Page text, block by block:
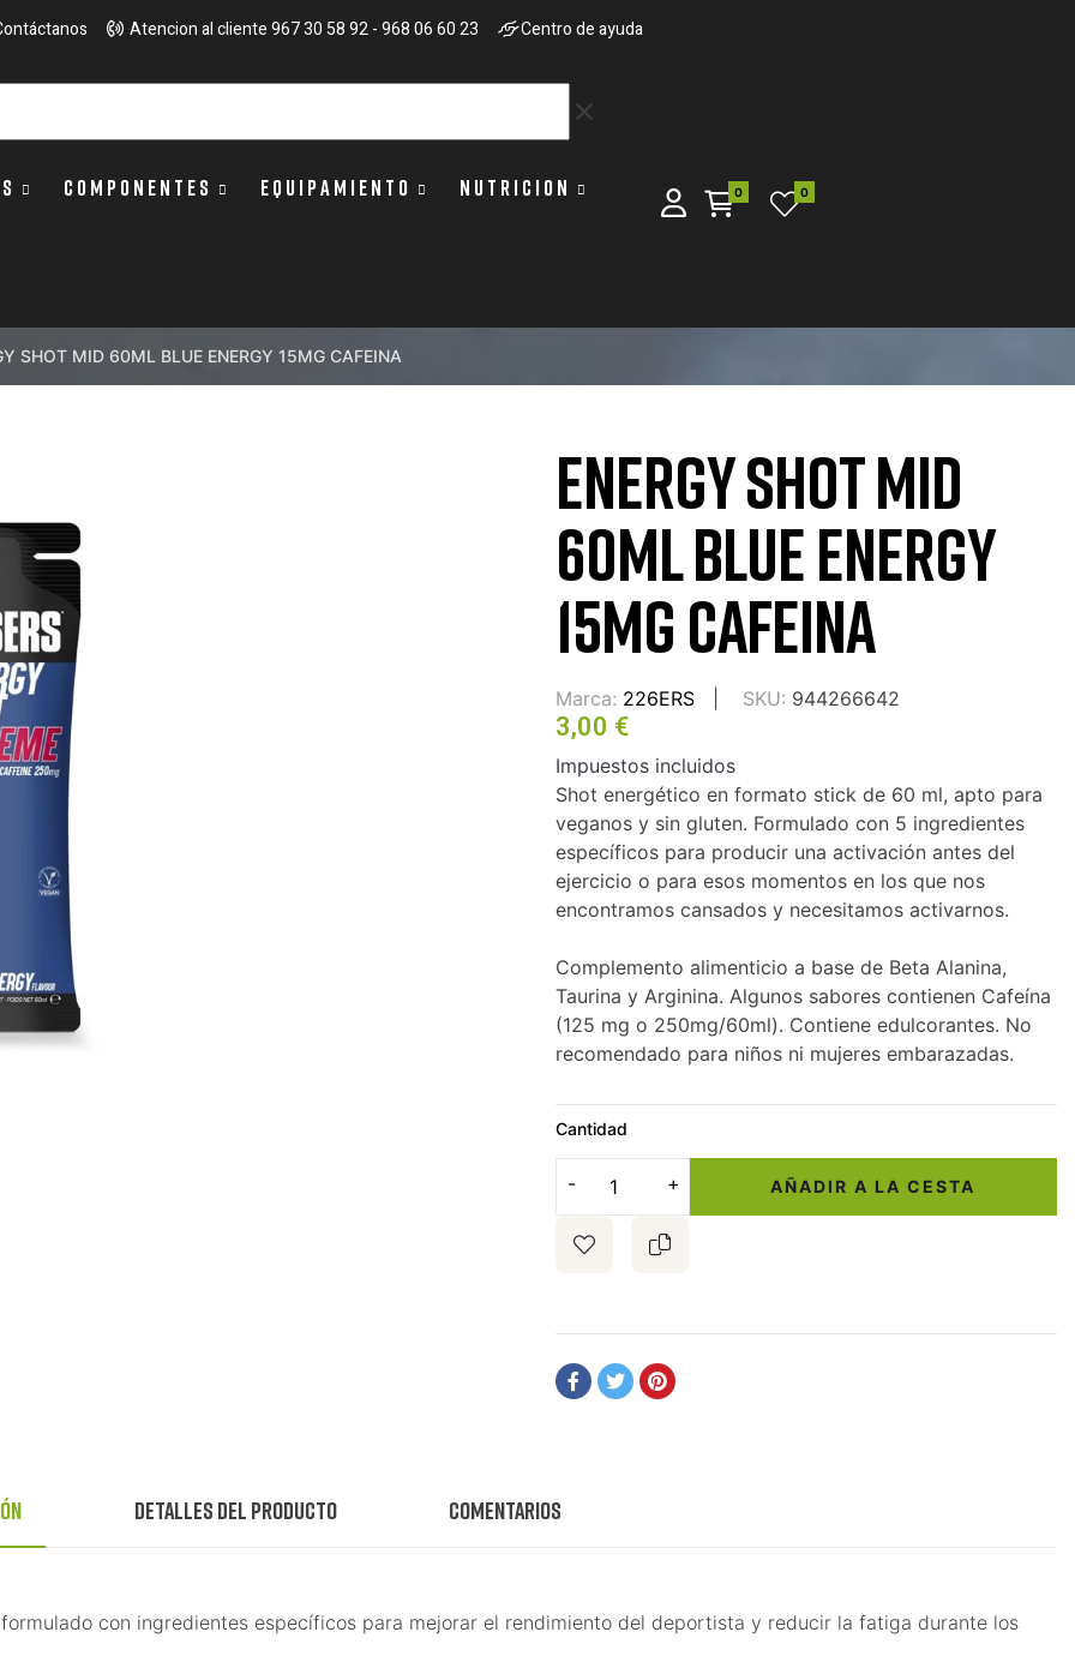
Atencion al cliente 967 30 58 92 - 968 06 60 23 Centro de ayuda
clear
COMPONENTES EQUIPAMIENTO NUTRICION 0 0
SHOT MID 60ML BLUE ENERGY 15MG CAFEINA
ENERGY SHOT MID
60ML BLUE ENERGY
15MG CAFEINA
Marca: 226ERS SKU: 944266642
3,00 €
Impuestos incluidos
Shot energético en formato stick de 60 ml, apto para
veganos y sin gluten. Formulado con 5 ingredientes
específicos para producir una activación antes del
ejercicio o para esos momentos en los que nos
encontramos cansados y necesitamos activarnos.
Complemento alimenticio a base de Beta Alanina,
Taurina y Arginina. Algunos sabores contienen Cafeína
(125 mg o 250mg/60ml). Contiene edulcorantes. No
recomendado para niños ni mujeres embarazadas.
Cantidad
AÑADIR A LA CESTA
Detalles del producto Comentarios
con ingredientes específicos para mejorar el rendimiento del deportista y reducir la fatiga durante los